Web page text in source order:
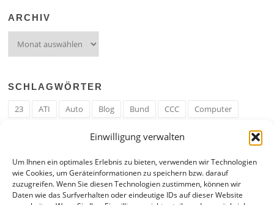
Einwilligung verwalten
Um Ihnen ein optimales Erlebnis zu bieten, verwenden wir Technologien
wie Cookies, um Geräteinformationen zu speichern bzw. darauf
zuzugreifen. Wenn Sie diesen Technologien zustimmen, können wir
Daten wie das Surfverhalten oder eindeutige IDs auf dieser Website
ARCHIV
SCHLAGWÖRTER
23 ATI Auto Blog Bund CCC
Computer
Google
Hack Hand HE ICE IE Internet
Krefeld
Liebe Linux u. Software Mail Mann PHP